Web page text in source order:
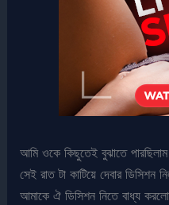
আমি ওকে কিছুতেই বুঝাতে
সেই রাত টা কাটিয়ে দেবার
আমাকে ঐ ডিসিশন নিতে বাধ্য